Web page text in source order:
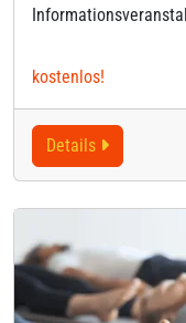
kostenlos!
Details